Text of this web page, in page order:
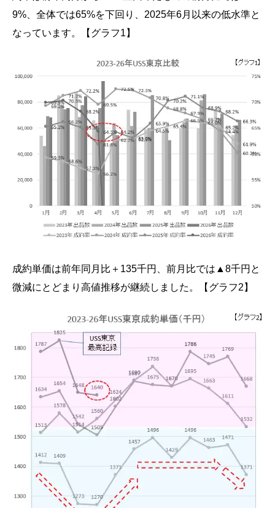
9%、全体では65%を下回り、2025年6月以来の低水準と
なっています。【グラフ1】
成約単価は前年同月比＋135千円、前月比では▲8千円と
微減にとどまり高値推移が継続しました。【グラフ2】